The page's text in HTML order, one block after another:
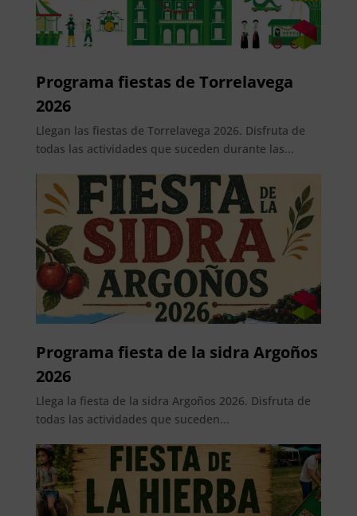
Programa fiestas de Torrelavega
2026
Llegan las fiestas de Torrelavega 2026. Disfruta de
todas las actividades que suceden durante las...
Programa fiesta de la sidra Argoños
2026
Llega la fiesta de la sidra Argoños 2026. Disfruta de
todas las actividades que suceden...